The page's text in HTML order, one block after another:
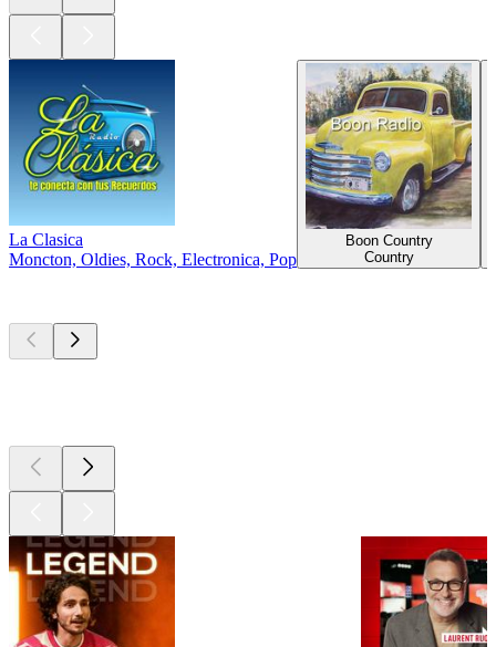
La Clasica
Moncton, Oldies, Rock, Electronica, Pop
Boon Country
Country